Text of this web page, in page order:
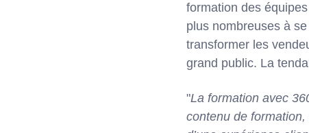
formation des
plus nombreuses à
transformer les
grand public. La
"La formation avec
contenu de